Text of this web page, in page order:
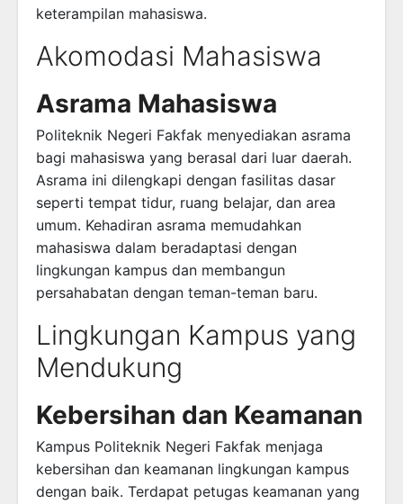
keterampilan mahasiswa.
Akomodasi Mahasiswa
Asrama Mahasiswa
Politeknik Negeri Fakfak menyediakan asrama
bagi mahasiswa yang berasal dari luar daerah.
Asrama ini dilengkapi dengan fasilitas dasar
seperti tempat tidur, ruang belajar, dan area
umum. Kehadiran asrama memudahkan
mahasiswa dalam beradaptasi dengan
lingkungan kampus dan membangun
persahabatan dengan teman-teman baru.
Lingkungan Kampus yang
Mendukung
Kebersihan dan Keamanan
Kampus Politeknik Negeri Fakfak menjaga
kebersihan dan keamanan lingkungan kampus
dengan baik. Terdapat petugas keamanan yang